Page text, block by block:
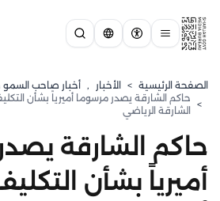
الصفحة الرئيسية > الأخبار , أخبار صاحب السمو
>
حاكم الشارقة يصدر مرسوما أميرياً بشأن
الشارقة الرياضي
حاكم الشارقة
أميرياً بشأن